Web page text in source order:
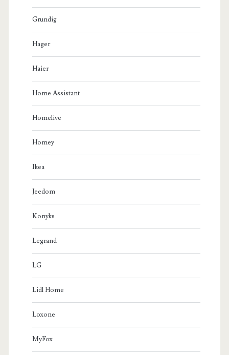
Grundig
Hager
Haier
Home Assistant
Homelive
Homey
Ikea
Jeedom
Konyks
Legrand
LG
Lidl Home
Loxone
MyFox